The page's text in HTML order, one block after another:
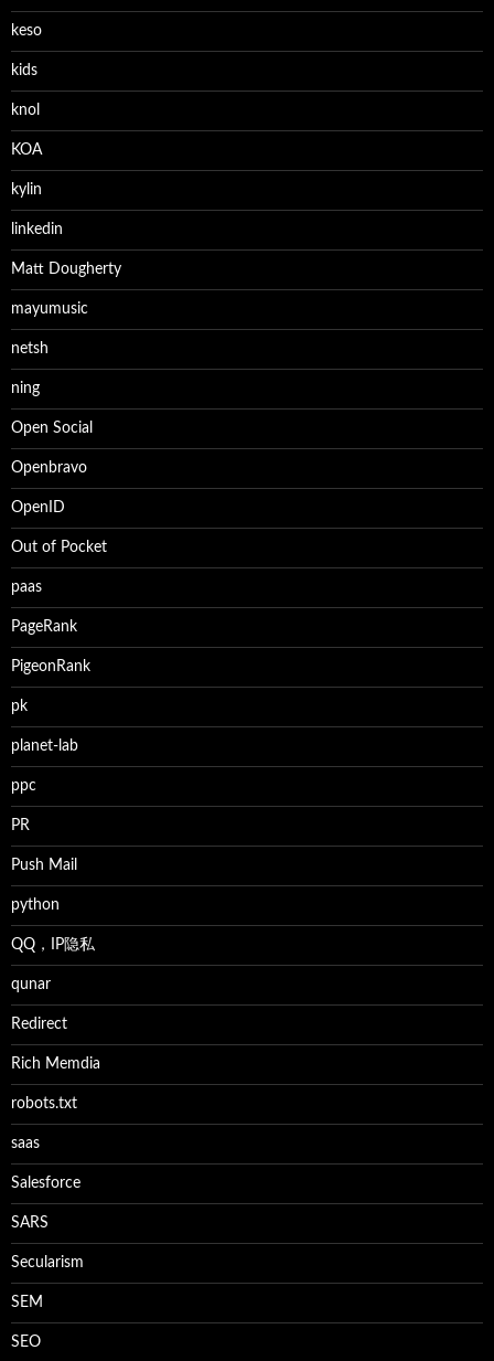
keso
kids
knol
KOA
kylin
linkedin
Matt Dougherty
mayumusic
netsh
ning
Open Social
Openbravo
OpenID
Out of Pocket
paas
PageRank
PigeonRank
pk
planet-lab
ppc
PR
Push Mail
python
QQ，IP隐私
qunar
Redirect
Rich Memdia
robots.txt
saas
Salesforce
SARS
Secularism
SEM
SEO